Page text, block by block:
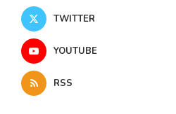
TWITTER
YOUTUBE
RSS